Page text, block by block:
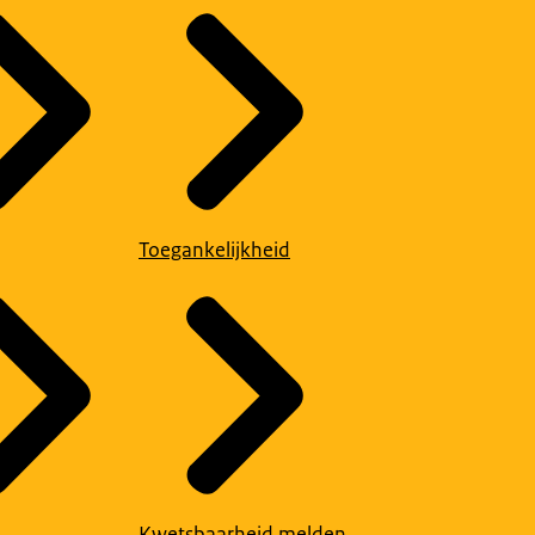
Toegankelijkheid